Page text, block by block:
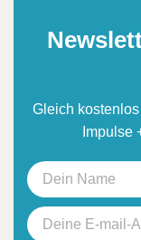
Gleich
Impulse